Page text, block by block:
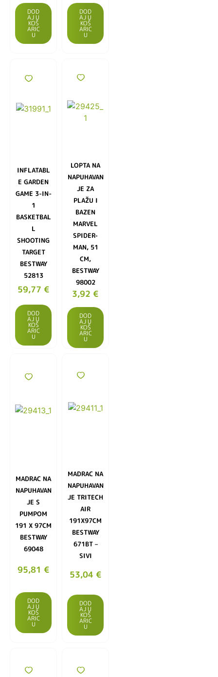
DOD
AJ U
KOŠ
ARIC
U
DOD
AJ U
KOŠ
ARIC
U
INFLATABL
E GARDEN
GAME 3-IN-
1
BASKETBAL
L
SHOOTING
TARGET
BESTWAY
52813
59,77 €
DOD
AJ U
KOŠ
ARIC
U
LOPTA NA
NAPUHAVAN
JE ZA
PLAŽU I
BAZEN
MARVEL
SPIDER-
MAN, 51
CM,
BESTWAY
98002
3,92 €
DOD
AJ U
KOŠ
ARIC
U
MADRAC NA
NAPUHAVAN
JE S
PUMPOM
191 X 97CM
BESTWAY
69048
95,81 €
DOD
AJ U
KOŠ
ARIC
U
MADRAC NA
NAPUHAVAN
JE TRITECH
AIR
191X97CM
BESTWAY
671BT –
SIVI
53,04 €
DOD
AJ U
KOŠ
ARIC
U